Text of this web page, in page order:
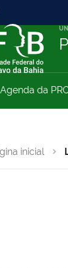
Agenda da
inicial